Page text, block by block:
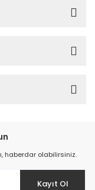
haberdar olabilirsiniz.
Kayıt Ol